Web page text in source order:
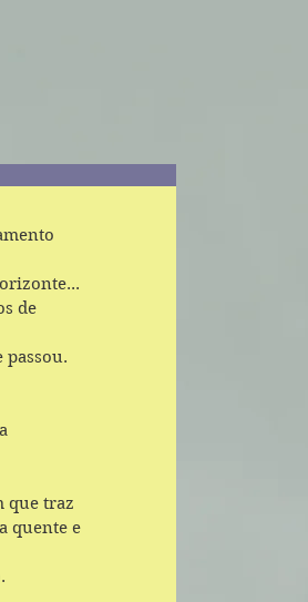
de
que traz
quente e